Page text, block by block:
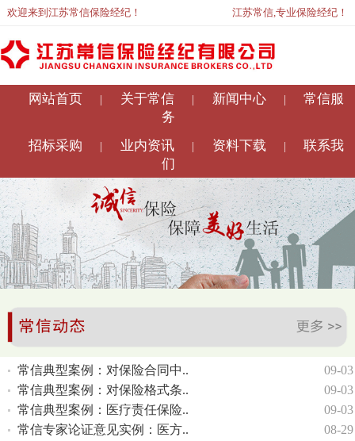
欢迎来到江苏常信保险经纪！ 江苏常信,专业保险经纪！
网站首页 关于常信 新闻中心
常信服
务
招标采购
| 业内资讯 | 资料下载 |
联系我
们
常信典型案例：对保险合同中..
09-03
常信典型案例：对保险格式条..
09-03
常信典型案例：医疗责任保险..
09-03
常信专家论证意见实例：医方..
08-29